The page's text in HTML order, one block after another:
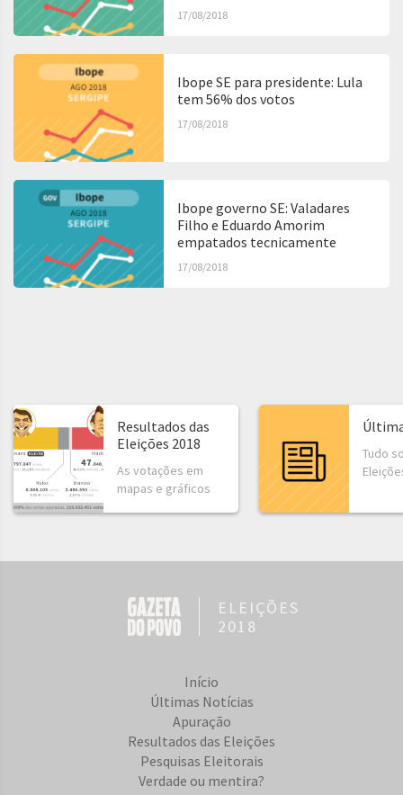
17/08/2018
Ibope SE para presidente: Lula
tem 56% dos votos
17/08/2018
Ibope governo SE: Valadares
Filho e Eduardo Amorim
empatados tecnicamente
17/08/2018
Resultados das
Eleições 2018
As votações em
mapas e gráficos
Tudo
ELEIÇÕES
2018
Início
Últimas Notícias
Apuração
Resultados das Eleições
Pesquisas Eleitorais
Verdade ou mentira?